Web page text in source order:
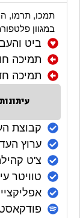
תמכו, תרמו,
במגוון
ביט
תמיכה
תמיכה
קבוצת
ערוץ
צ'ט
טוויטר